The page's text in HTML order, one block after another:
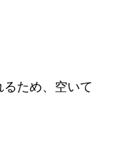
ため、空いて